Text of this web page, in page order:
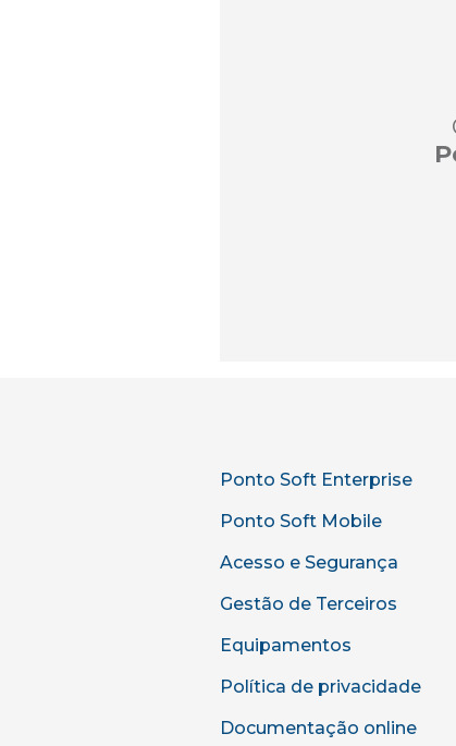
Ponto Soft Enterprise
Ponto Soft Mobile
Acesso e Segurança
Gestão de Terceiros
Equipamentos
Política de privacidade
Documentação online